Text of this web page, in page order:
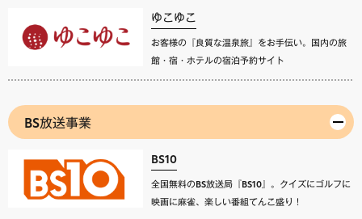
ゆこゆこ
お客様の『良質な温泉旅』をお手伝い。国内の旅
館・宿・ホテルの宿泊予約サイト
BS放送事業
BS10
全国無料のBS放送局『BS10』。クイズにゴルフに
映画に麻雀、楽しい番組てんこ盛り！